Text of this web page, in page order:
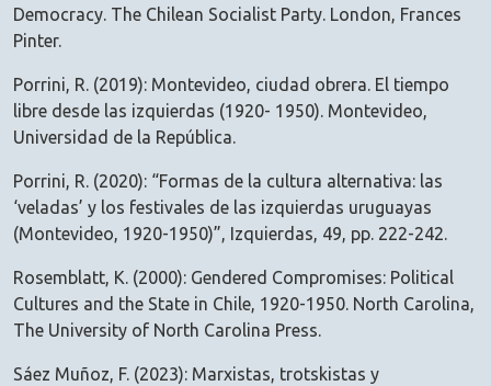
Democracy. The Chilean Socialist Party. London, Frances
Pinter.
Porrini, R. (2019): Montevideo, ciudad obrera. El tiempo
libre desde las izquierdas (1920- 1950). Montevideo,
Universidad de la República.
Porrini, R. (2020): “Formas de la cultura alternativa: las
‘veladas’ y los festivales de las izquierdas uruguayas
(Montevideo, 1920-1950)”, Izquierdas, 49, pp. 222-242.
Rosemblatt, K. (2000): Gendered Compromises: Political
Cultures and the State in Chile, 1920-1950. North Carolina,
The University of North Carolina Press.
Sáez Muñoz, F. (2023): Marxistas, trotskistas y